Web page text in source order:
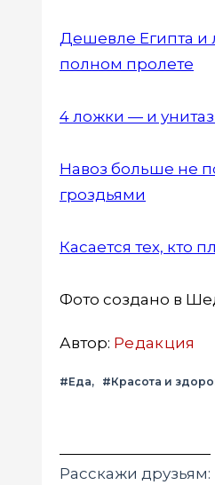
Дешевле Египта и
полном пролете
4 ложки — и
Навоз больше не
гроздьями
Касается тех, кто
Фото создано в
Автор: Редакция
#Еда #Красота и
Расскажи друзьям: